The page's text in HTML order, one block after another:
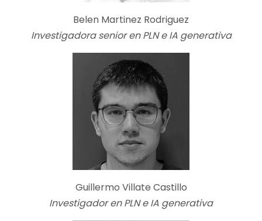
Belen Martinez Rodriguez
Investigadora senior en PLN e IA generativa
Guillermo Villate Castillo
Investigador en PLN e IA generativa